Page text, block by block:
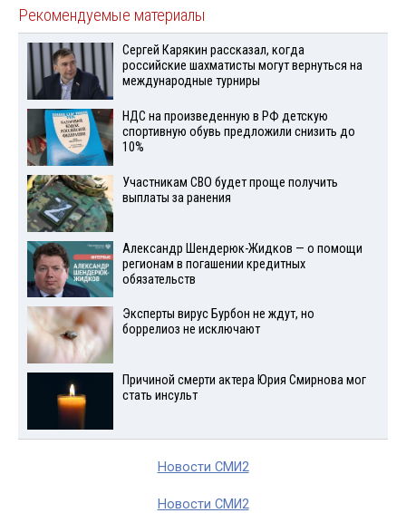
Рекомендуемые материалы
Сергей Карякин рассказал, когда
российские шахматисты могут вернуться на
международные турниры
НДС на произведенную в РФ детскую
спортивную обувь предложили снизить до
10%
Участникам СВО будет проще получить
выплаты за ранения
Александр Шендерюк-Жидков — о помощи
регионам в погашении кредитных
обязательств
Эксперты вирус Бурбон не ждут, но
боррелиоз не исключают
Причиной смерти актера Юрия Смирнова мог
стать инсульт
Новости СМИ2
Новости СМИ2